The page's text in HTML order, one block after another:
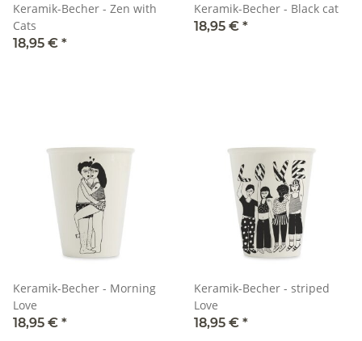
Keramik-Becher - Zen with
Cats
18,95 € *
Keramik-Becher - Black cat
18,95 € *
Keramik-Becher - Morning
Love
18,95 € *
Keramik-Becher - striped
Love
18,95 € *